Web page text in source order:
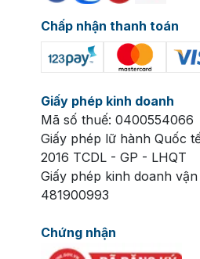
Chấp nhận thanh toán
Giấy phép kinh doanh
Mã số thuế: 0400554066
Giấy phép lữ hành Quốc
2016 TCDL - GP - LHQT
Giấy phép kinh doanh
481900993
Chứng nhận